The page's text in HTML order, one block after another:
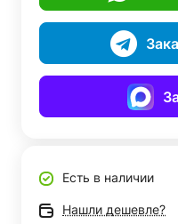
Есть в наличии
Нашли дешевле?